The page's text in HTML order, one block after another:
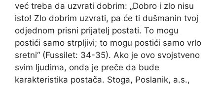
već treba da uzvrati dobrim: „Dobro i zlo nisu
isto! Zlo dobrim uzvrati, pa će ti dušmanin tvoj
odjednom prisni prijatelj postati. To mogu
postići samo strpljivi; to mogu postići samo vrlo
sretni“ (Fussilet: 34-35). Ako je ovo svojstveno
svim ljudima, onda je preče da bude
karakteristika postača. Stoga, Poslanik, a.s.,